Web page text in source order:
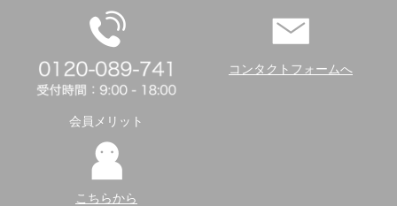
コンタクトフォームへ
会員メリット
こちらから